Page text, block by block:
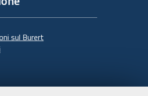
sul Burert